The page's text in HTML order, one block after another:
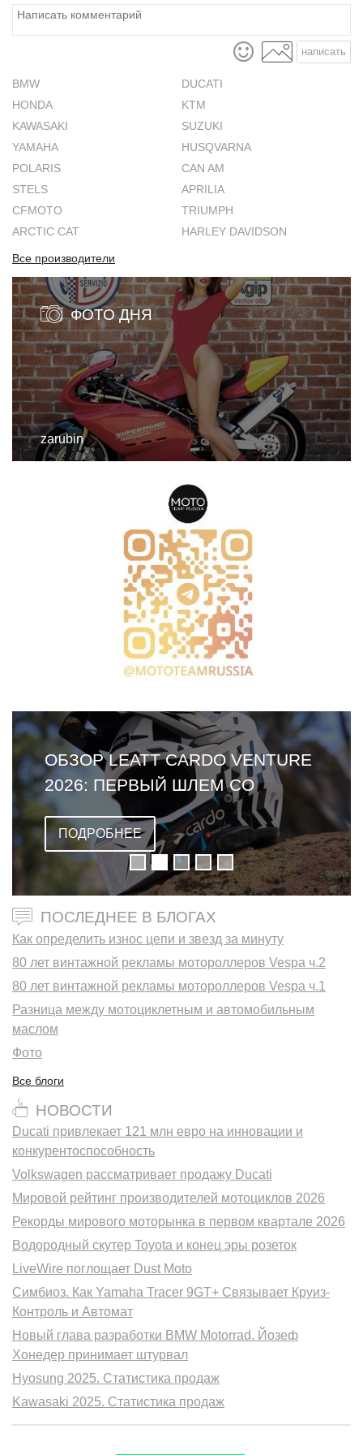
написать
BMW
DUCATI
HONDA
KTM
KAWASAKI
SUZUKI
YAMAHA
HUSQVARNA
POLARIS
CAN AM
STELS
APRILIA
CFMOTO
TRIUMPH
ARCTIC CAT
HARLEY DAVIDSON
Все производители
ФОТО ДНЯ
zarubin
ОБЗОР LEATT CARDO VENTURE
2026: ПЕРВЫЙ ШЛЕМ СО
ВСТРОЕННОЙ ГАРНИТУРОЙ
ПОДРОБНЕЕ
ПОСЛЕДНЕЕ В БЛОГАХ
Как определить износ цепи и звезд за минуту
80 лет винтажной рекламы мотороллеров Vespa ч.2
80 лет винтажной рекламы мотороллеров Vespa ч.1
Разница между мотоциклетным и автомобильным
маслом
Фото
Все блоги
НОВОСТИ
Ducati привлекает 121 млн евро на инновации и
конкурентоспособность
Volkswagen рассматривает продажу Ducati
Мировой рейтинг производителей мотоциклов 2026
Рекорды мирового моторынка в первом квартале 2026
Водородный скутер Toyota и конец эры розеток
LiveWire поглощает Dust Moto
Симбиоз. Как Yamaha Tracer 9GT+ Связывает Круиз-
Контроль и Автомат
Новый глава разработки BMW Motorrad. Йозеф
Хонедер принимает штурвал
Hyosung 2025. Статистика продаж
Kawasaki 2025. Статистика продаж